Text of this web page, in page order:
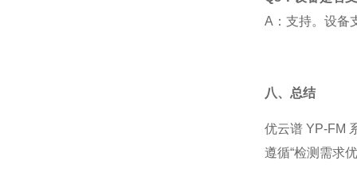
A ：支持。设
八、总结
优云谱YP-FM
遵循“检测需求